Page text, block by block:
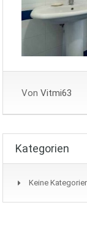
Von Vitmi63
Kategorien
Keine